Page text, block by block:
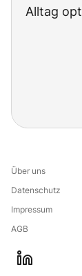
Alltag
Über uns
Datenschutz
Impressum
AGB